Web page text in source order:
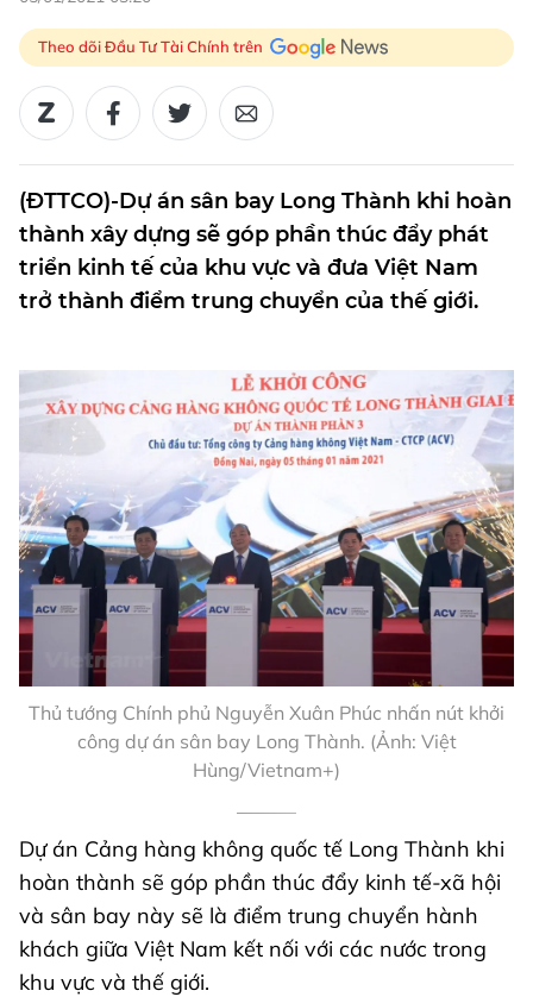
Theo dõi Đầu Tư Tài Chính trên
(ĐTTCO)-Dự án sân bay Long Thành khi hoàn
thành xây dựng sẽ góp phần thúc đẩy phát
triển kinh tế của khu vực và đưa Việt Nam
trở thành điểm trung chuyển của thế giới.
Thủ tướng Chính phủ Nguyễn Xuân Phúc nhấn nút khởi
công dự án sân bay Long Thành. (Ảnh: Việt
Hùng/Vietnam+)
Dự án Cảng hàng không quốc tế Long Thành khi
hoàn thành sẽ góp phần thúc đẩy kinh tế-xã hội
và sân bay này sẽ là điểm trung chuyển hành
khách giữa Việt Nam kết nối với các nước trong
khu vực và thế giới.